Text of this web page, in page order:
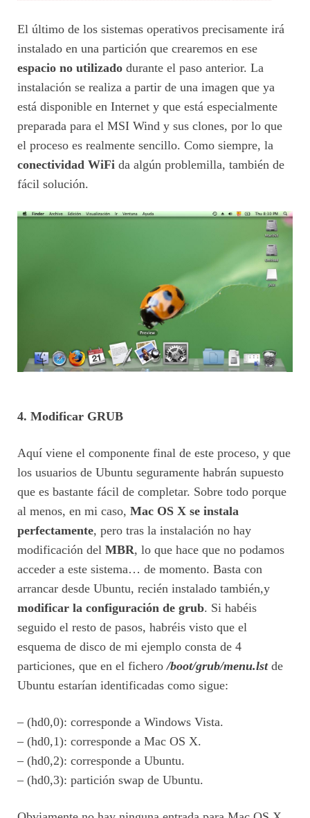
El último de los sistemas operativos precisamente irá
instalado en una partición que crearemos en ese
espacio no utilizado durante el paso anterior. La
instalación se realiza a partir de una imagen que ya
está disponible en Internet y que está especialmente
preparada para el MSI Wind y sus clones, por lo que
el proceso es realmente sencillo. Como siempre, la
conectividad WiFi da algún problemilla, también de
fácil solución.
4. Modificar GRUB
Aquí viene el componente final de este proceso, y que
los usuarios de Ubuntu seguramente habrán supuesto
que es bastante fácil de completar. Sobre todo porque
al menos, en mi caso, Mac OS X se instala
perfectamente, pero tras la instalación no hay
modificación del MBR, lo que hace que no podamos
acceder a este sistema… de momento. Basta con
arrancar desde Ubuntu, recién instalado también,y
modificar la configuración de grub. Si habéis
seguido el resto de pasos, habréis visto que el
esquema de disco de mi ejemplo consta de 4
particiones, que en el fichero/boot/grub/menu.lstde
Ubuntu estarían identificadas como sigue:
– (hd0,0): corresponde a Windows Vista.
– (hd0,1): corresponde a Mac OS X.
– (hd0,2): corresponde a Ubuntu.
– (hd0,3): partición swap de Ubuntu.